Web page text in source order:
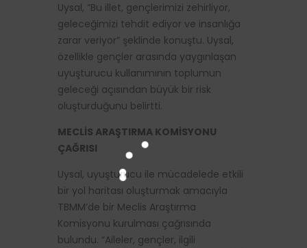
Uysal, “Bu illet, gençlerimizi zehirliyor,
geleceğimizi tehdit ediyor ve insanlığa
zarar veriyor” şeklinde konuştu. Uysal,
özellikle gençler arasında yaygınlaşan
uyuşturucu kullanımının toplumun
geleceği açısından büyük bir risk
oluşturduğunu belirtti.
MECLİS ARAŞTIRMA KOMİSYONU
ÇAĞRISI
Uysal, uyuşturucu ile mücadelede etkili
bir yol haritası oluşturmak amacıyla
TBMM’de bir Meclis Araştırma
Komisyonu kurulması çağrısında
bulundu. “Aileler, gençler, ilgili